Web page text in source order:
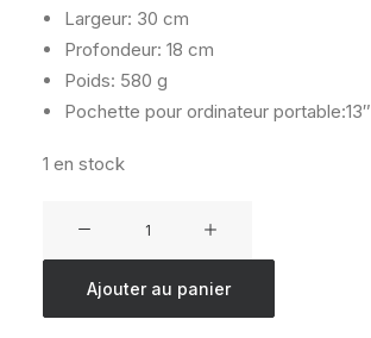
Largeur: 30 cm
Profondeur: 18 cm
Poids: 580 g
Pochette pour ordinateur portable:13″
1 en stock
ZIPPL'R
Ajouter au panier